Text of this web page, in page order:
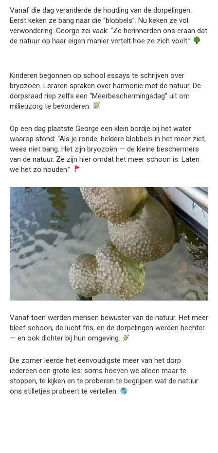
Vanaf die dag veranderde de houding van de dorpelingen.
Eerst keken ze bang naar die “blobbels”. Nu keken ze vol
verwondering. George zei vaak: “Ze herinnerden ons eraan dat
de natuur op haar eigen manier vertelt hoe ze zich voelt.”
Kinderen begonnen op school essays te schrijven over
bryozoën. Leraren spraken over harmonie met de natuur. De
dorpsraad riep zelfs een “Meerbeschermingsdag” uit om
milieuzorg te bevorderen.
Op een dag plaatste George een klein bordje bij het water
waarop stond: “Als je ronde, heldere blobbels in het meer ziet,
wees niet bang. Het zijn bryozoën — de kleine beschermers
van de natuur. Ze zijn hier omdat het meer schoon is. Laten
we het zo houden.”
Vanaf toen werden mensen bewuster van de natuur. Het meer
bleef schoon, de lucht fris, en de dorpelingen werden hechter
— en ook dichter bij hun omgeving.
Die zomer leerde het eenvoudigste meer van het dorp
iedereen een grote les: soms hoeven we alleen maar te
stoppen, te kijken en te proberen te begrijpen wat de natuur
ons stilletjes probeert te vertellen.